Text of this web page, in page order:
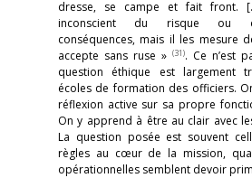
dresse, se campe et fait front.
inconscient du risque ou
conséquences, mais il les mesure
accepte sans ruse » (31). Ce n’est
question éthique est largement
écoles de formation des officiers.
réflexion active sur sa propre
On y apprend à être au clair avec
La question posée est souvent
règles au cœur de la mission,
opérationnelles semblent devoir